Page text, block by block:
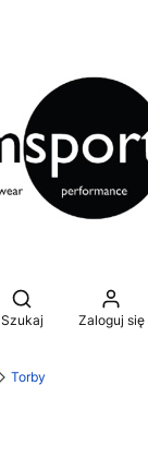
Otwórz
Szukaj Zaloguj się
Torby